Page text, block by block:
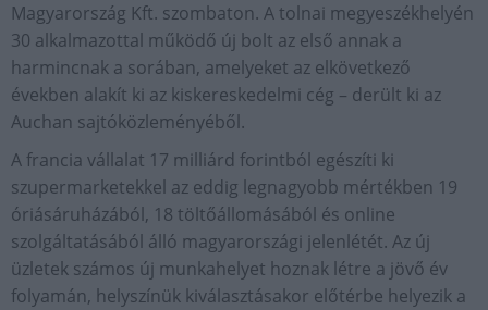
Magyarország Kft. szombaton. A tolnai megyeszékhelyén
30 alkalmazottal működő új bolt az első annak a
harmincnak a sorában, amelyeket az elkövetkező
években alakít ki az kiskereskedelmi cég – derült ki az
Auchan sajtóközleményéből.
A francia vállalat 17 milliárd forintból egészíti ki
szupermarketekkel az eddig legnagyobb mértékben 19
óriásáruházából, 18 töltőállomásából és online
szolgáltatásából álló magyarországi jelenlétét. Az új
üzletek számos új munkahelyet hoznak létre a jövő év
folyamán, helyszínük kiválasztásakor előtérbe helyezik a